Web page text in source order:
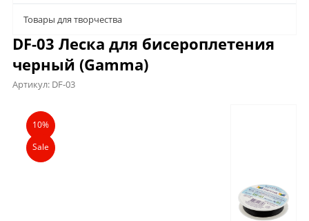
Товары для творчества
DF-03 Леска для бисероплетения
черный (Gamma)
Артикул: DF-03
Описание
10%
Sale